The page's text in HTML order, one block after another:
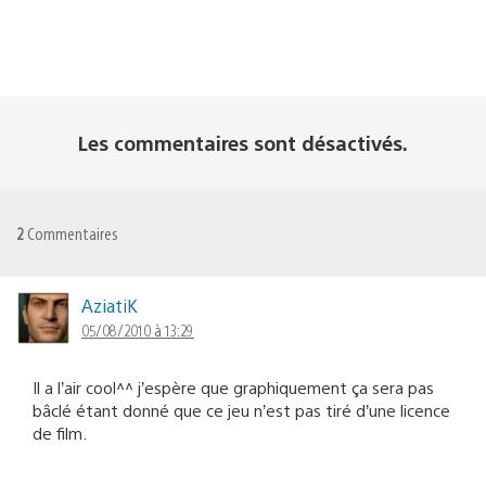
Les commentaires sont désactivés.
2 Commentaires
AziatiK
05/08/2010 à 13:29
Il a l’air cool^^ j’espère que graphiquement ça sera pas
bâclé étant donné que ce jeu n’est pas tiré d’une licence
de film.